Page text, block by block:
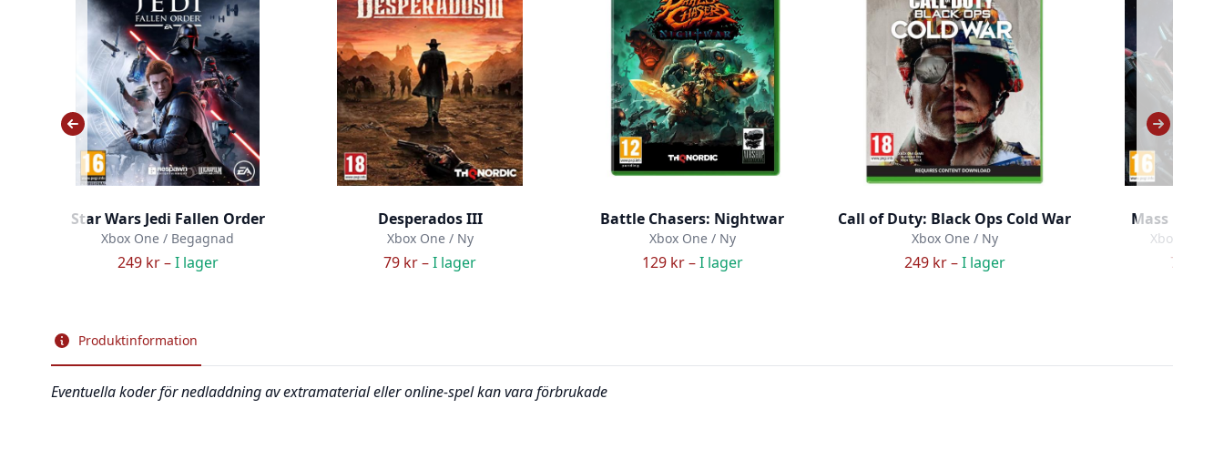
Star Wars Jedi Fallen Order
Xbox One / Begagnad
249 kr –I lager
Desperados III
Xbox One / Ny
79 kr –I lager
Battle Chasers: Nightwar
Xbox One / Ny
129 kr –I lager
Call of Duty: Black Ops Cold War
Xbox One / Ny
249 kr –I lager
Mass Effect
Xbox One /
79 kr –
Produktinformation
Eventuella koder för nedladdning av extramaterial eller online-spel kan vara förbrukade